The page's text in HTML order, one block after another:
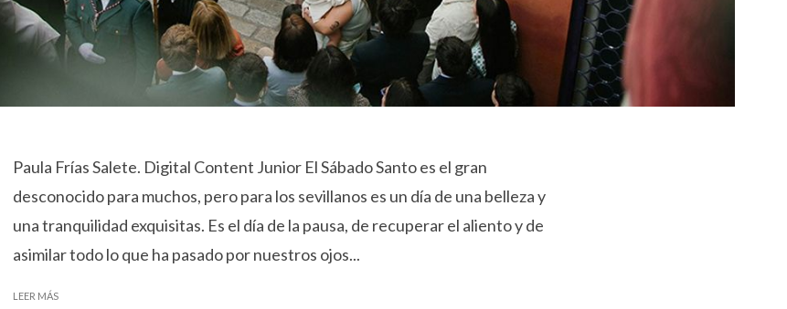
Paula Frías Salete. Digital Content Junior El Sábado Santo es el gran
desconocido para muchos, pero para los sevillanos es un día de una belleza y
una tranquilidad exquisitas. Es el día de la pausa, de recuperar el aliento y de
asimilar todo lo que ha pasado por nuestros ojos...
LEER MÁS